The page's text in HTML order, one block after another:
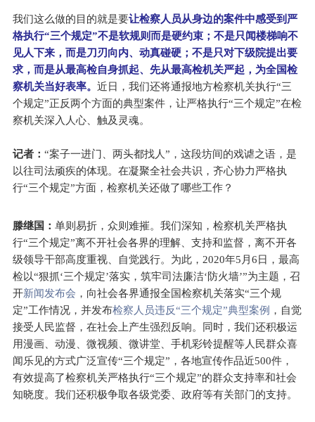
我们这么做的目的就是要让检察人员从身边的案件中感受到严
格执行“三个规定”不是软规则而是硬约束；不是只闻楼梯响不
见人下来，而是刀刃向内、动真碰硬；不是只对下级院提出要
求，而是从最高检自身抓起、先从最高检机关严起，为全国检
察机关当好表率。近日，我们还将通报地方检察机关执行“三
个规定”正反两个方面的典型案件，让严格执行“三个规定”在检
察机关深入人心、触及灵魂。
记者：“案子一进门、两头都找人”，这段坊间的戏谑之语，是
以往司法顽疾的体现。在凝聚全社会共识，齐心协力严格执
行“三个规定”方面，检察机关还做了哪些工作？
滕继国：单则易折，众则难摧。我们深知，检察机关严格执
行“三个规定”离不开社会各界的理解、支持和监督，离不开各
级领导干部高度重视、自觉践行。为此，2020年5月6日，最高
检以“狠抓‘三个规定’落实，筑牢司法廉洁‘防火墙’”为主题，召
开新闻发布会 ，向社会各界通报全国检察机关落实“三个规
定”工作情况，并发布检察人员违反“三个规定”典型案例 ，自觉
接受人民监督，在社会上产生强烈反响。同时，我们还积极运
用漫画、动漫、微视频、微讲堂、手机彩铃提醒等人民群众喜
闻乐见的方式广泛宣传“三个规定”，各地宣传作品近500件，
有效提高了检察机关严格执行“三个规定”的群众支持率和社会
知晓度。我们还积极争取各级党委、政府等有关部门的支持。